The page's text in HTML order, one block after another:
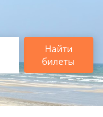
Найти
билеты